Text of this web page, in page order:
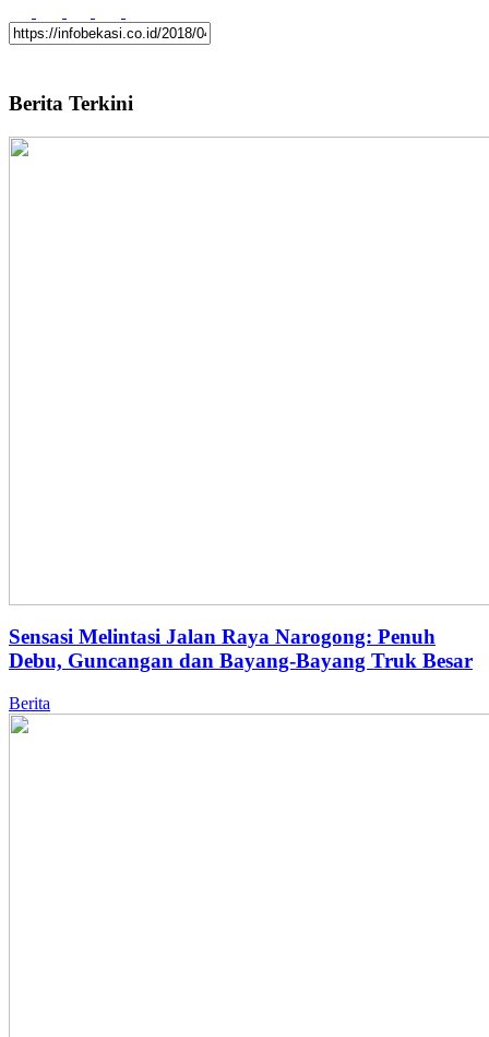
Berita Terkini
Sensasi Melintasi Jalan Raya Narogong: Penuh
Debu, Guncangan dan Bayang-Bayang Truk Besar
Berita